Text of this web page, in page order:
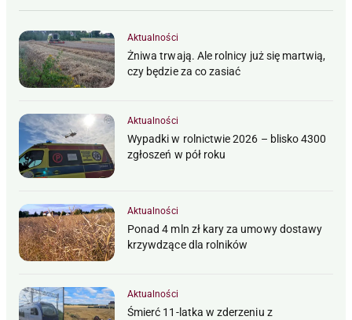
Aktualności
Żniwa trwają. Ale rolnicy już się martwią,
czy będzie za co zasiać
Aktualności
Wypadki w rolnictwie 2026 – blisko 4300
zgłoszeń w pół roku
Aktualności
Ponad 4 mln zł kary za umowy dostawy
krzywdzące dla rolników
Aktualności
Śmierć 11-latka w zderzeniu z